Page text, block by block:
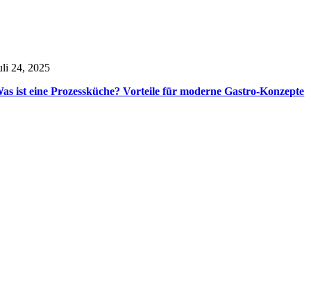
24, 2025
ist eine Prozessküche? Vorteile für moderne Gastro-Konzepte